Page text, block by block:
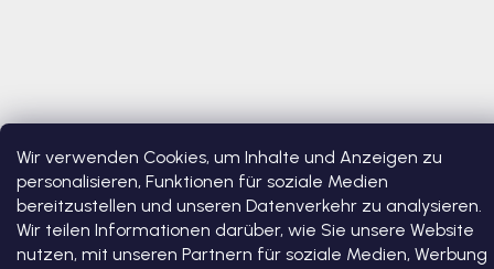
Wir verwenden Cookies, um Inhalte und Anzeigen zu
personalisieren, Funktionen für soziale Medien
bereitzustellen und unseren Datenverkehr zu analysieren.
Wir teilen Informationen darüber, wie Sie unsere Website
nutzen, mit unseren Partnern für soziale Medien, Werbung
Erstellt von Shoptet Premium
Copyright 2026Bosono. Alle Rechte vorbehalten. Cookie-
Einstellungen ändern